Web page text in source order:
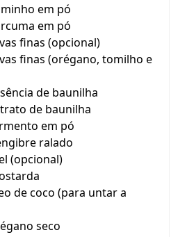
em pó
em pó
finas (opcional)
finas (orégano, tomilho e
de baunilha
de baunilha
em pó
ralado
(opcional)
de coco (para untar a
seco